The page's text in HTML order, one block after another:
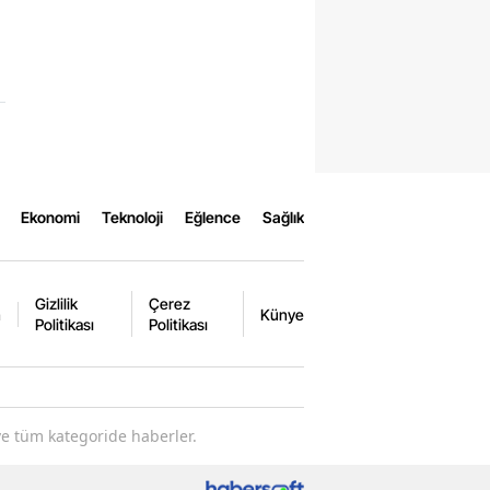
Ekonomi Teknoloji Eğlence Sağlık
Gizlilik
Politikası
Çerez
Politikası
Künye
tüm kategoride haberler.